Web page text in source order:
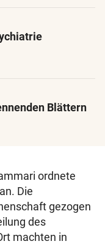
Blättern
ordnete
Die
gezogen
des
machten in